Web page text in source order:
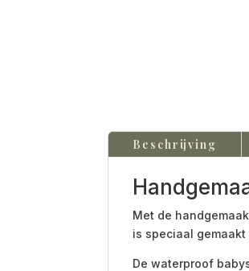
Beschrijving
Met de
is speciaal
De waterproof